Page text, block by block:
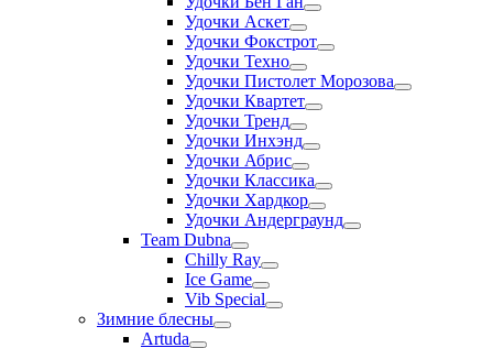
Удочки Аскет
Удочки Фокстрот
Удочки Техно
Удочки Пистолет Морозова
Удочки Квартет
Удочки Тренд
Удочки Инхэнд
Удочки Абрис
Удочки Классика
Удочки Хардкор
Удочки Андерграунд
Team Dubna
Chilly Ray
Ice Game
Vib Special
Зимние блесны
Artuda